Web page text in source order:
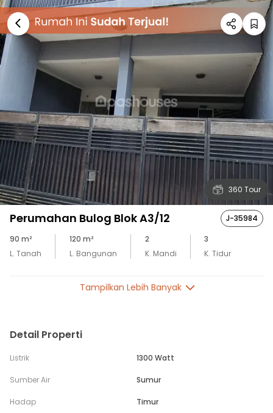
360 Tour
Perumahan Bulog Blok A3/12
J-35984
90 m²
L. Tanah
120 m²
L. Bangunan
2
K. Mandi
3
K. Tidur
Tampilkan Lebih Banyak
Detail Properti
Listrik 1300 Watt
Sumber Air Sumur
Hadap Timur